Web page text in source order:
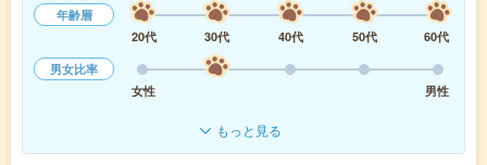
年齢層
20代
30代 40代 50代
60代
男女比率
女性
男性
もっと見る